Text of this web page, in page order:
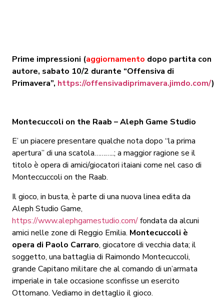
Prime impressioni (aggiornamento dopo partita con
autore, sabato 10/2 durante “Offensiva di
Primavera”, https://offensivadiprimavera.jimdo.com/)
Montecuccoli on the Raab – Aleph Game Studio
E’ un piacere presentare qualche nota dopo “la prima
apertura” di una scatola………..; a maggior ragione se il
titolo è opera di amici/giocatori itaiani come nel caso di
Monteccuccoli on the Raab.
Il gioco, in busta, è parte di una nuova linea edita da
Aleph Studio Game,
https://www.alephgamestudio.com/fondata da alcuni
amici nelle zone di Reggio Emilia. Montecuccoli è
opera di Paolo Carraro, giocatore di vecchia data; il
soggetto, una battaglia di Raimondo Montecuccoli,
grande Capitano militare che al comando di un’armata
imperiale in tale occasione sconfisse un esercito
Ottomano. Vediamo in dettaglio il gioco.